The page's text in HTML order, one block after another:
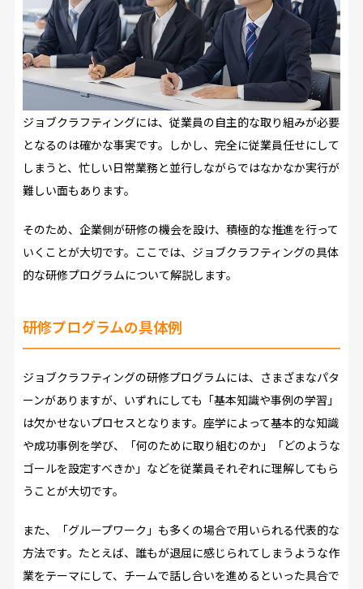
ジョブクラフティングには、従業員の自主的な取り組みが必要
となるのは確かな事実です。しかし、完全に従業員任せにして
しまうと、忙しい日常業務と並行しながらではなかなか実行が
難しい面もあります。
そのため、企業側が研修の機会を設け、積極的な推進を行って
いくことが大切です。ここでは、ジョブクラフティングの具体
的な研修プログラムについて解説します。
研修プログラムの具体例
ジョブクラフティングの研修プログラムには、さまざまなパタ
ーンがありますが、いずれにしても「基本知識や事例の学習」
は欠かせないプロセスとなります。座学によって基本的な知識
や成功事例を学び、「何のために取り組むのか」「どのような
ゴールを設定すべきか」などを従業員それぞれに理解してもら
うことが大切です。
また、「グループワーク」も多くの場合で用いられる代表的な
方法です。たとえば、誰もが退屈に感じられてしまうような作
業をテーマにして、チームで話し合いを進めるといった具合で